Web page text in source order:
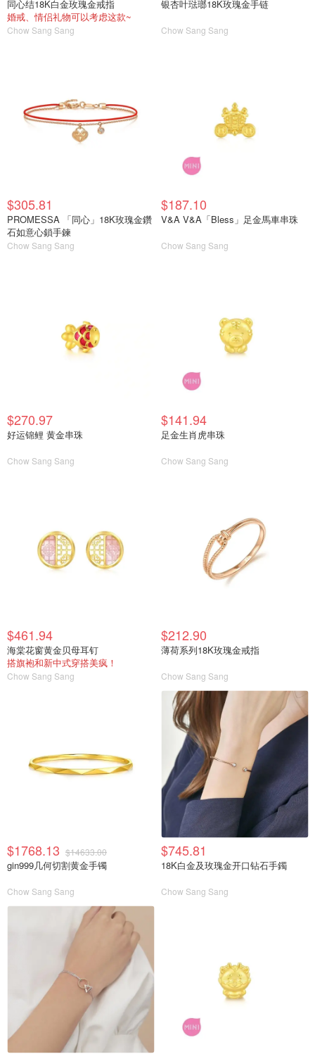
同心结18K白金玫瑰金戒指
婚戒、情侣礼物可以考虑这款~
Chow Sang Sang
银杏叶琺瑯18K玫瑰金手链
Chow Sang Sang
$305.81
PROMESSA 「同心」18K玫瑰金鑽
石如意心鎖手鍊
Chow Sang Sang
$187.10
V&A V&A「Bless」足金馬車串珠
Chow Sang Sang
$270.97
好运锦鲤 黄金串珠
Chow Sang Sang
$141.94
足金生肖虎串珠
Chow Sang Sang
$461.94
海棠花窗黄金贝母耳钉
搭旗袍和新中式穿搭美疯！
Chow Sang Sang
$212.90
薄荷系列18K玫瑰金戒指
Chow Sang Sang
$1768.13 $14633.00
gin999几何切割黄金手镯
Chow Sang Sang
$745.81
18K白金及玫瑰金开口钻石手鐲
Chow Sang Sang